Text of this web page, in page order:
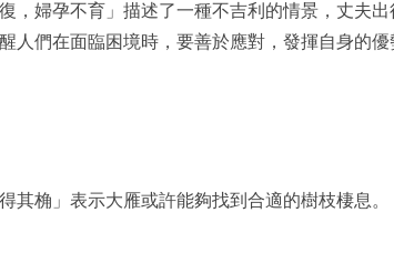
，婦孕不育」描述了一種不吉利的情景，丈夫
們在面臨困境時，要善於應對，發揮自身的優
其桷」表示大雁或許能夠找到合適的樹枝棲息